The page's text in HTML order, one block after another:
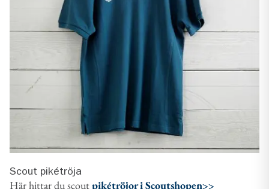
Scout pikétröja
Här hittar du scoutpikétröjor i Scoutshopen>>